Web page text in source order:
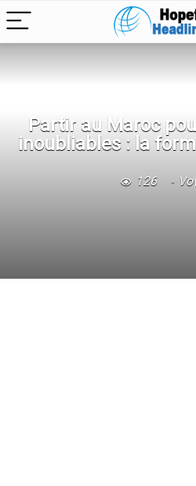
Partir au Maroc
inoubliables : la
126